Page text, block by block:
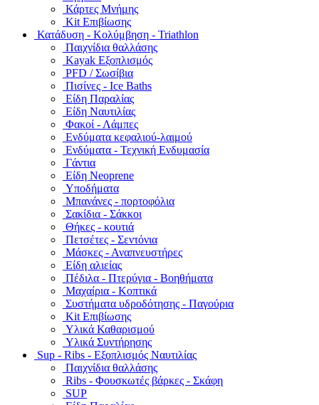
Κάρτες Μνήμης
Kit Επιβίωσης
Κατάδυση - Κολύμβηση - Triathlon
Παιχνίδια θαλλάσης
Kayak Εξοπλισμός
PFD / Σωσίβια
Πισίνες - Ice Baths
Είδη Παραλίας
Είδη Ναυτιλίας
Φακοί - Λάμπες
Ενδύματα κεφαλιού-λαιμού
Ενδύματα - Τεχνική Ενδυμασία
Γάντια
Είδη Neoprene
Υποδήματα
Μπανάνες - πορτοφόλια
Σακίδια - Σάκκοι
Θήκες - κουτιά
Πετσέτες - Σεντόνια
Μάσκες - Αναπνευστήρες
Είδη αλιείας
Πέδιλα - Πτερύγια - Βοηθήματα
Μαχαίρια - Κοπτικά
Συστήματα υδροδότησης - Παγούρια
Kit Επιβίωσης
Υλικά Καθαρισμού
Υλικά Συντήρησης
Sup - Ribs - Εξοπλισμός Ναυτιλίας
Παιχνίδια θαλλάσης
Ribs - Φουσκωτές βάρκες - Σκάφη
SUP